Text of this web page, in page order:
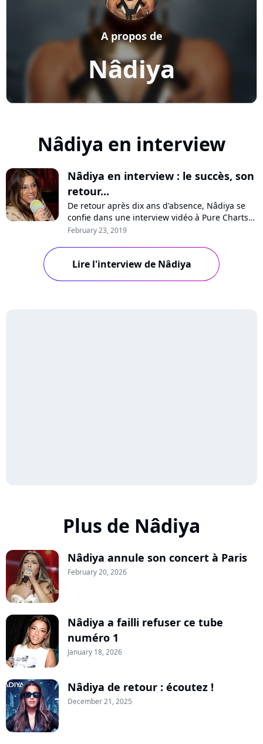
Nâdiya
A propos de
Nâdiya en interview
Nâdiya en interview : le succès, son
retour...
De retour après dix ans d'absence, Nâdiya se
confie dans une interview vidéo à Pure Charts
sur sa longue pause, les influences de son
son projet de comédie musicale. Regardez!
February 23, 2019
Lire l'interview de Nâdiya
Plus de Nâdiya
Nâdiya annule son concert à Paris
February 20, 2026
Nâdiya a failli refuser ce tube
numéro 1
January 18, 2026
Nâdiya de retour : écoutez !
December 21, 2025